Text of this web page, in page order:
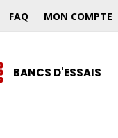
FAQ MON COMPTE
BANCS D'ESSAIS